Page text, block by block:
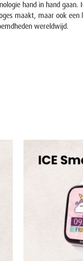
hand in hand gaan.
maakt, maar ook
wereldwijd.